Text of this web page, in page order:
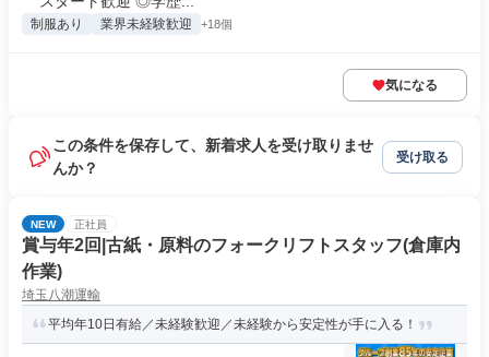
制服あり 業界未経験歓迎 +18個
気になる
この条件を保存して、新着求人を受け取りませ
んか？
受け取る
NEW 正社員
賞与年2回|古紙・原料のフォークリフトスタッフ(倉庫内
作業)
埼玉八潮運輸
平均年10日有給／未経験歓迎／未経験から安定性が手に入る！